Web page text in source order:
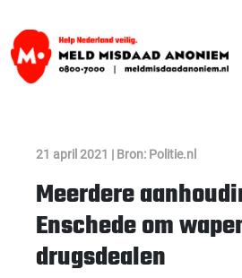
21 april 2021 | Bron: Politie.nl
Meerdere
Enschede om
drugsdealen